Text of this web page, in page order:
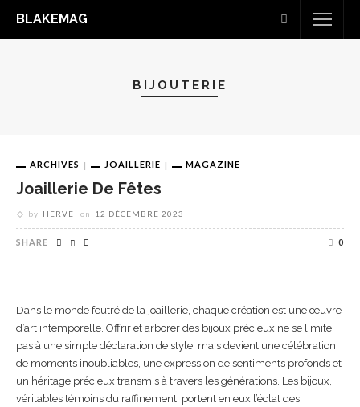
BLAKEMAG
BIJOUTERIE
ARCHIVES JOAILLERIE MAGAZINE
Joaillerie De Fêtes
by HERVE on 12 DÉCEMBRE 2023
SHARE 0
Dans le monde feutré de la joaillerie, chaque création est une œuvre
d’art intemporelle. Offrir et arborer des bijoux précieux ne se limite
pas à une simple déclaration de style, mais devient une célébration
de moments inoubliables, une expression de sentiments profonds et
un héritage précieux transmis à travers les générations. Les bijoux,
véritables témoins du raffinement, portent en eux l’éclat des